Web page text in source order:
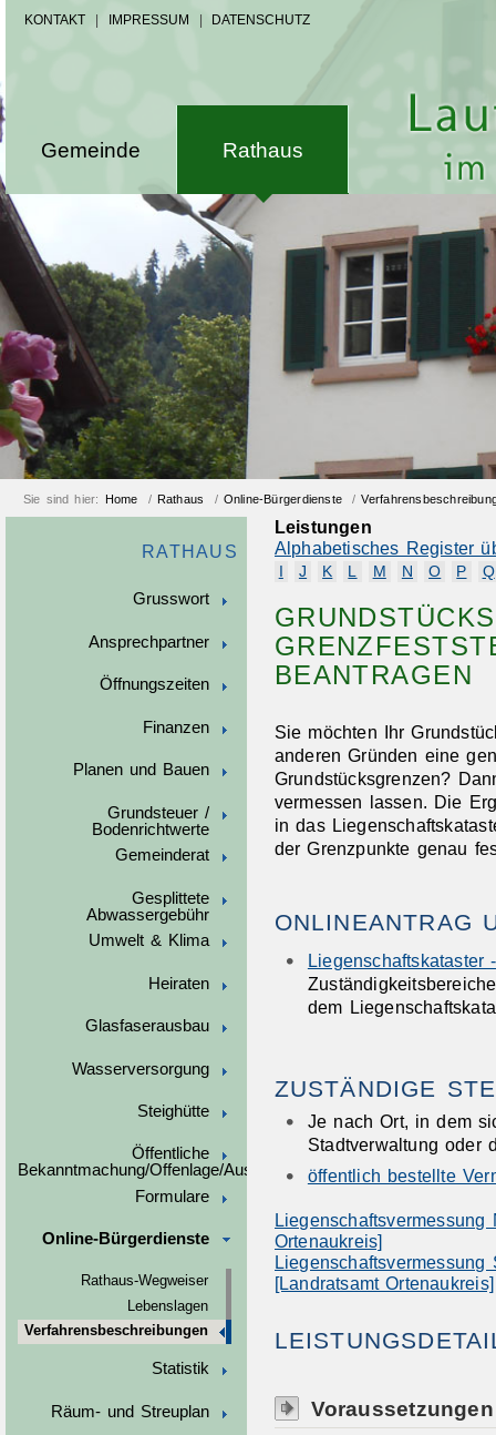
KONTAKT IMPRESSUM DATENSCHUTZ
Gemeinde Rathaus
Sie sind hier: Home / Rathaus / Online-Bürgerdienste /
RATHAUS
Grusswort
Ansprechpartner
Öffnungszeiten
Finanzen
Planen und Bauen
Grundsteuer /
Bodenrichtwerte
Gemeinderat
Gesplittete
Abwassergebühr
Umwelt & Klima
Heiraten
Glasfaserausbau
Wasserversorgung
Steighütte
Öffentliche
Bekanntmachung/Offenlage/Ausschreibungen
Formulare
Online-Bürgerdienste
Rathaus-Wegweiser
Lebenslagen
Verfahrensbeschreibungen
Statistik
Räum- und Streuplan
Leistungen
Alphabetisches Register
J K L M N O P Q
BEANTRAGEN
Sie möchten Ihr
anderen Gründen eine
Grundstücksgrenzen?
vermessen lassen. Die
in das
der Grenzpunkte genau
ONLINEANTRAG
dem
ZUSTÄNDIGE
Je nach Ort, in dem
Stadtverwaltung oder
öffentlich bestellte
Ortenaukreis]
[Landratsamt Ortenaukreis]
Voraussetzungen